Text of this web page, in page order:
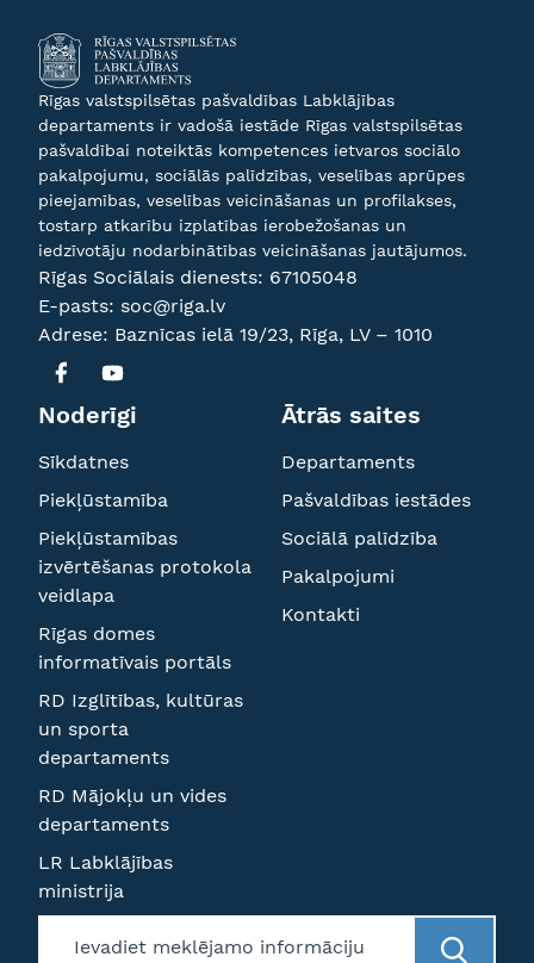
Rīgas valstspilsētas pašvaldības Labklājības
departaments ir vadošā iestāde Rīgas valstspilsētas
pašvaldībai noteiktās kompetences ietvaros sociālo
pakalpojumu, sociālās palīdzības, veselības aprūpes
pieejamības, veselības veicināšanas un profilakses,
tostarp atkarību izplatības ierobežošanas un
iedzīvotāju nodarbinātības veicināšanas jautājumos.
Rīgas Sociālais dienests: 67105048
E-pasts: soc@riga.lv
Adrese: Baznīcas ielā 19/23, Rīga, LV – 1010
Noderīgi
Sīkdatnes
Piekļūstamība
Piekļūstamības
izvērtēšanas protokola
veidlapa
Rīgas domes
informatīvais portāls
RD Izglītības, kultūras
un sporta
departaments
RD Mājokļu un vides
departaments
LR Labklājības
ministrija
Ātrās saites
Departaments
Pašvaldības iestādes
Sociālā palīdzība
Pakalpojumi
Kontakti